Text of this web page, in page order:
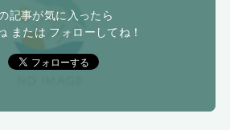
記事が気に入ったら
または フォローしてね！